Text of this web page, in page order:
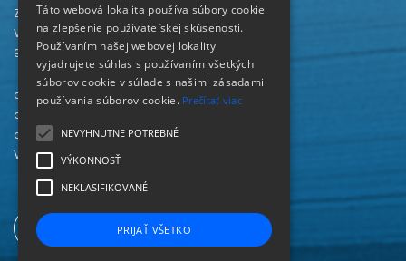
Záhorská knižnica
Vajanského 28
905 01 Senica
odd. beletrie 034/654 3780
odd. odbornej literatúry 034/651 2710
odd. pre deti a mládež 034/654 6519
Viac kontaktov nájdete
Táto webová lokalita používa súbory cookie
na zlepšenie používateľskej skúsenosti.
Používaním našej webovej lokality
vyjadrujete súhlas s používaním všetkých
súborov cookie v súlade s našimi zásadami
používania súborov cookie. Prečítať viac
NEVYHNUTNE POTREBNÉ
VÝKONNOSŤ
NEKLASIFIKOVANÉ
PRIJAŤ VŠETKO